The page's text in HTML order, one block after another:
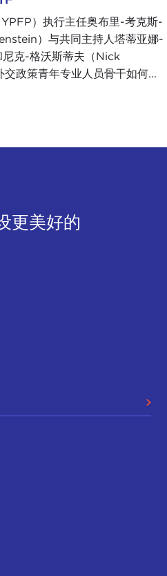
）执行主任奥布里-考克斯-
）与共同主持人塔蒂亚娜-
克-格沃斯蒂夫（Nick
政策青年专业人员骨干如何...
更美好的